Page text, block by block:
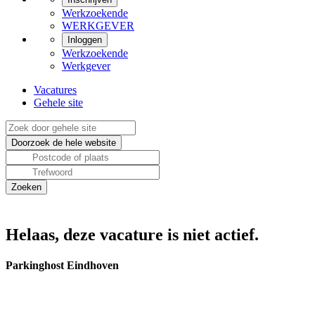
Werkzoekende
WERKGEVER
Inloggen
Werkzoekende
Werkgever
Vacatures
Gehele site
Helaas, deze vacature is niet actief.
Parkinghost Eindhoven